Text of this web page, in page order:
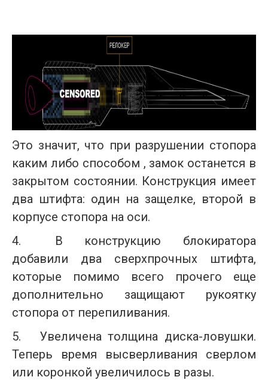
Это значит, что при разрушении стопора
каким либо способом , замок останется в
закрытом состоянии. Конструкция имеет
два штифта: один на защелке, второй в
корпусе стопора на оси.
4.
В конструкцию блокиратора
добавили два сверхпрочных штифта,
которые помимо всего прочего еще
дополнительно защищают рукоятку
стопора от перепиливания.
5.
Увеличена толщина диска-ловушки.
Теперь время высверливания сверлом
или коронкой увеличилось в разы.